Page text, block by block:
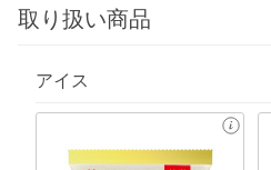
取り扱い商品
アイス